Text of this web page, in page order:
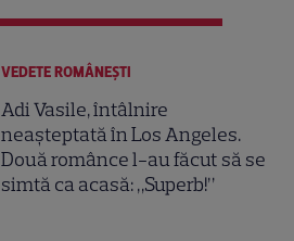
VEDETE ROMÂNEŞTI
Adi Vasile, întâlnire
neașteptată în Los Angeles.
Două românce l-au făcut să se
simtă ca acasă: „Superb!”